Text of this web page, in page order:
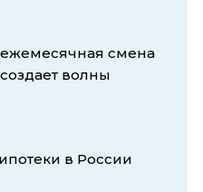
смена
волны
в России